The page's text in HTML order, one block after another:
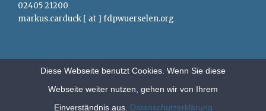
02405 21200
markus.carduck [ at ] fdpwuerselen.org
Copyright © 2026FDP – Würselen. All Rights Reserved.
Anträge
Diese Webseite benutzt Cookies. Wenn Sie diese
Webseite weiter nutzen, gehen wir von Ihrem
Einverständnis aus. Datenschutzerklärung